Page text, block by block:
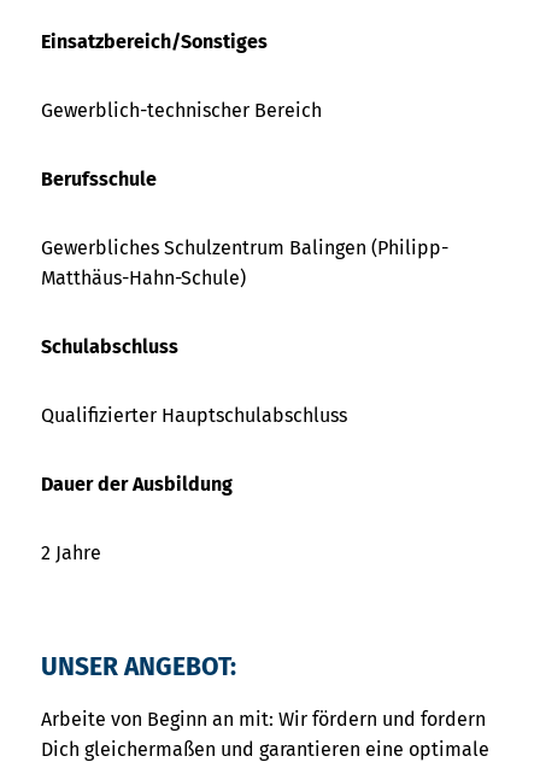
Einsatzbereich/Sonstiges
Gewerblich-technischer Bereich
Berufsschule
Gewerbliches Schulzentrum Balingen (Philipp-
Matthäus-Hahn-Schule)
Schulabschluss
Qualifizierter Hauptschulabschluss
Dauer der Ausbildung
2 Jahre
UNSER ANGEBOT:
Arbeite von Beginn an mit: Wir fördern und fordern
Dich gleichermaßen und garantieren eine optimale